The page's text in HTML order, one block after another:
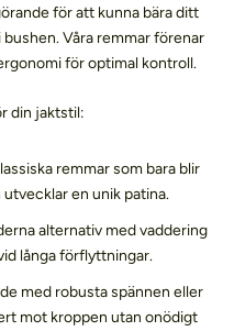
för att kunna bära ditt
Våra remmar förenar
för optimal kontroll.
din jaktstil:
remmar som bara blir
en unik patina.
alternativ med vaddering
långa förflyttningar.
med robusta spännen eller
mot kroppen utan onödigt